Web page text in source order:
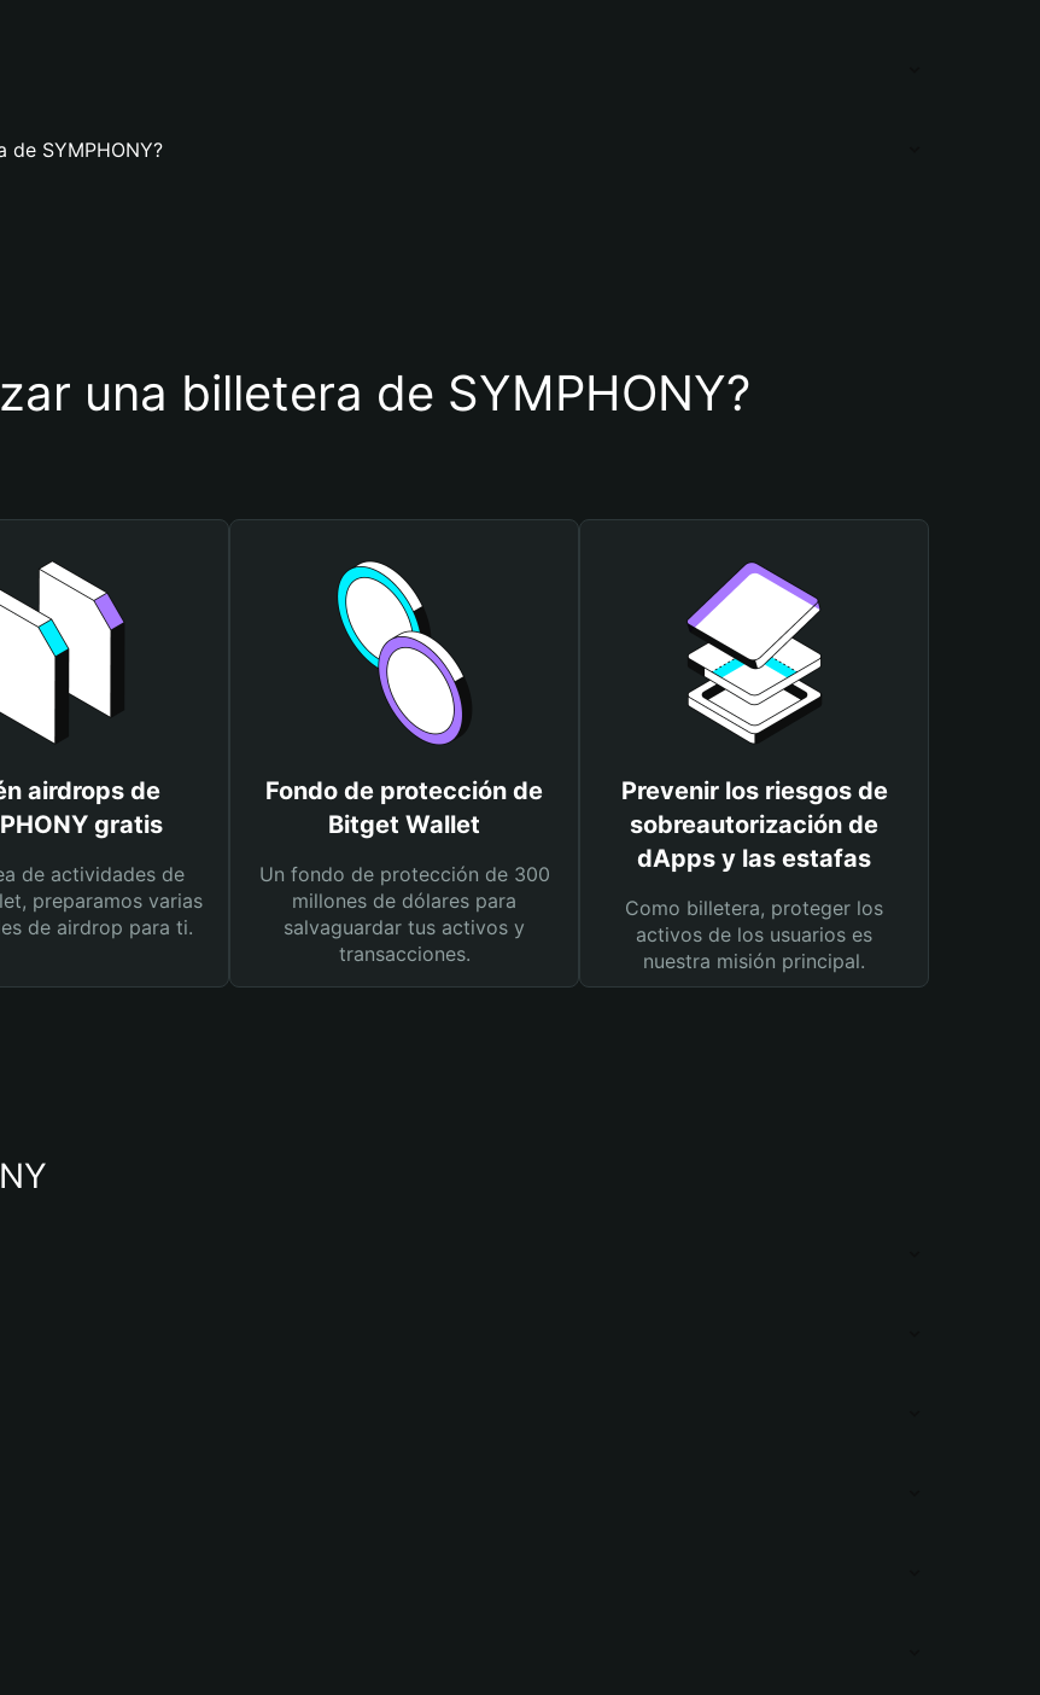
SYMPHONY?
una billetera de SYMPHONY?
airdrops de
gratis
de actividades de
preparamos varias
de airdrop para ti.
Fondo de protección de
Bitget Wallet
Un fondo de protección de 300
millones de dólares para
salvaguardar tus activos y
transacciones.
Prevenir los riesgos de
sobreautorización de
dApps y las estafas
Como billetera, proteger los
activos de los usuarios es
nuestra misión principal.